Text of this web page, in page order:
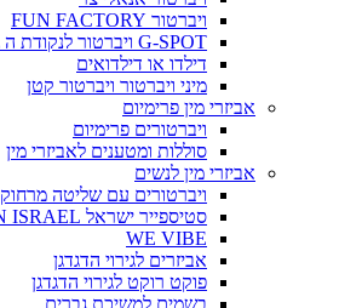
ויברטור FUN FACTORY
G-SPOT ויברטור לנקודת ה ג'י
דילדו או דילדואים
מיני ויברטור ויברטור קטן
אביזרי מין פרימיום
ויברטורים פרימיום
סוללות ומטענים לאביזרי מין
אביזרי מין לנשים
ויברטורים עם שליטה מרחוק
סטיספייר ישראל SATISFYER IN ISRAEL
WE VIBE
אביזרים לגירוי הדגדגן
פוקט רוקט לגירוי הדגדגן
בשמים למשיכת גברים